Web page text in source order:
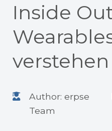
Inside
Author: erpse
Team